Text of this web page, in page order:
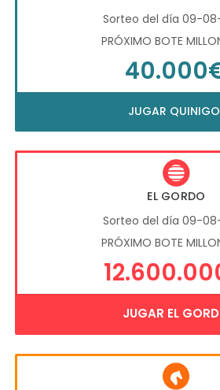
Sorteo del día 09-
PRÓXIMO BOTE
JUGAR
EL GORDO
Sorteo del día 09-
PRÓXIMO BOTE
JUGAR EL